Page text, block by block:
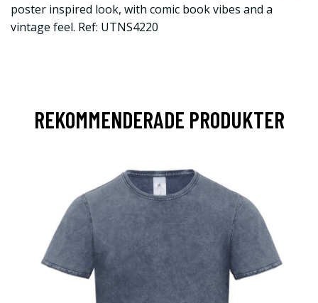
poster inspired look, with comic book vibes and a
vintage feel. Ref: UTNS4220
REKOMMENDERADE PRODUKTER